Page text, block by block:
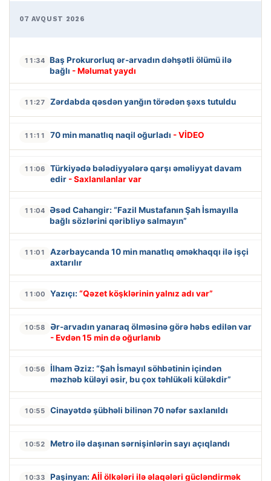
07 AVQUST 2026
11:34 Baş Prokurorluq ər-arvadın dəhşətli ölümü ilə
bağlı - Məlumat yaydı
11:27 Zərdabda qəsdən yanğın törədən şəxs tutuldu
11:11 70 min manatlıq naqil oğurladı - VİDEO
11:06
Türkiyədə bələdiyyələrə qarşı əməliyyat davam
edir - Saxlanılanlar var
11:04
Əsəd Cahangir: “Fazil Mustafanın Şah İsmayılla
bağlı sözlərini qəribliyə salmayın”
11:01
Azərbaycanda 10 min manatlıq əməkhaqqı ilə işçi
axtarılır
11:00 Yazıçı: “Qəzet köşklərinin yalnız adı var”
10:58
Ər-arvadın yanaraq ölməsinə görə həbs edilən var
- Evdən 15 min də oğurlanıb
10:56
İlham Əziz: “Şah İsmayıl söhbətinin içindən
məzhəb küləyi əsir, bu çox təhlükəli küləkdir”
10:55 Cinayətdə şübhəli bilinən 70 nəfər saxlanıldı
10:52 Metro ilə daşınan sərnişinlərin sayı açıqlandı
10:33 Paşinyan: Aİİ ölkələri ilə əlaqələri gücləndirmək